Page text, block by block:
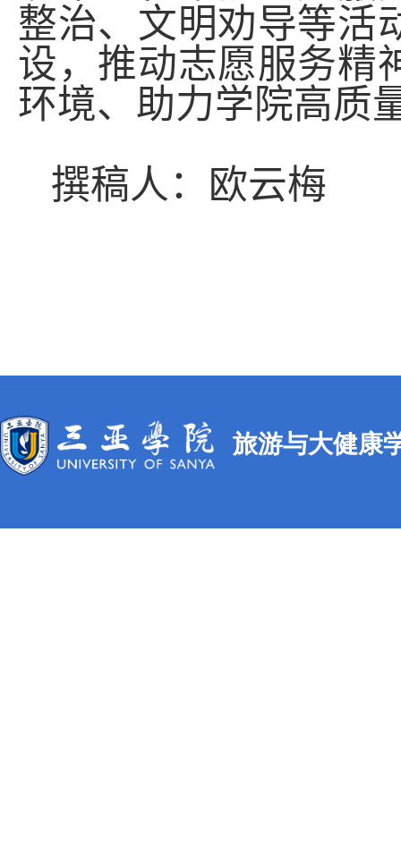
整治、文明劝导等活
设，推动志愿服务精
环境、助力学院高质
撰稿人：欧云梅
旅游与大健康